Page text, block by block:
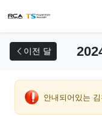
이전 달
안내되어있는